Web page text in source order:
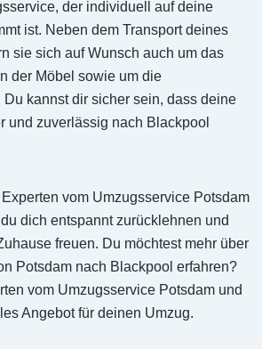
der individuell auf deine
ist. Neben dem Transport deines
sie sich auf Wunsch auch um das
der Möbel sowie um die
kannst dir sicher sein, dass deine
und zuverlässig nach Blackpool
vom Umzugsservice Potsdam
dich entspannt zurücklehnen und
freuen. Du möchtest mehr über
Potsdam nach Blackpool erfahren?
vom Umzugsservice Potsdam und
Angebot für deinen Umzug.